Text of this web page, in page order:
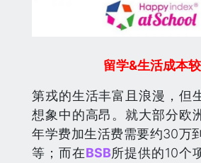
留学&生活成本
第戎的生活丰富且浪漫，但
想象中的高昂。就大部分欧
年学费加生活费需要约30万
等；而在BSB所提供的10个